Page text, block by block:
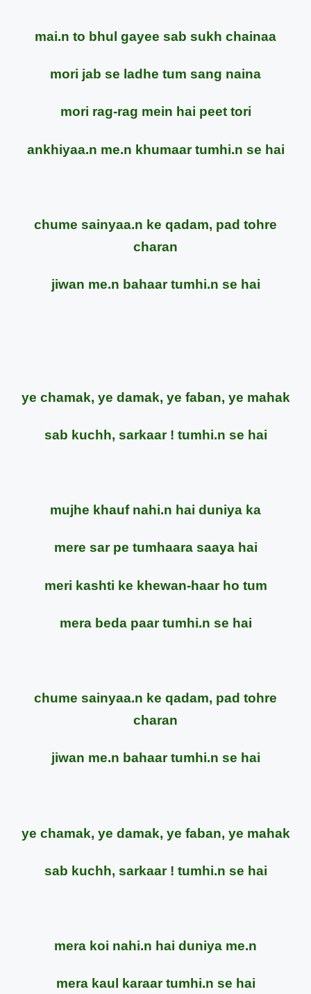
mai.n to bhul gayee sab sukh chainaa
mori jab se ladhe tum sang naina
mori rag-rag mein hai peet tori
ankhiyaa.n me.n khumaar tumhi.n se hai
chume sainyaa.n ke qadam, pad tohre
charan
jiwan me.n bahaar tumhi.n se hai
ye chamak, ye damak, ye faban, ye mahak
sab kuchh, sarkaar ! tumhi.n se hai
mujhe khauf nahi.n hai duniya ka
mere sar pe tumhaara saaya hai
meri kashti ke khewan-haar ho tum
mera beda paar tumhi.n se hai
chume sainyaa.n ke qadam, pad tohre
charan
jiwan me.n bahaar tumhi.n se hai
ye chamak, ye damak, ye faban, ye mahak
sab kuchh, sarkaar ! tumhi.n se hai
mera koi nahi.n hai duniya me.n
mera kaul karaar tumhi.n se hai